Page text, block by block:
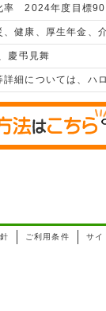
率 2024年度目標90
、健康、厚生年金、
慶弔見舞
細については、ハ
ご利用条件 サイ